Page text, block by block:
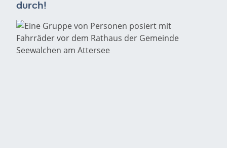
durch!